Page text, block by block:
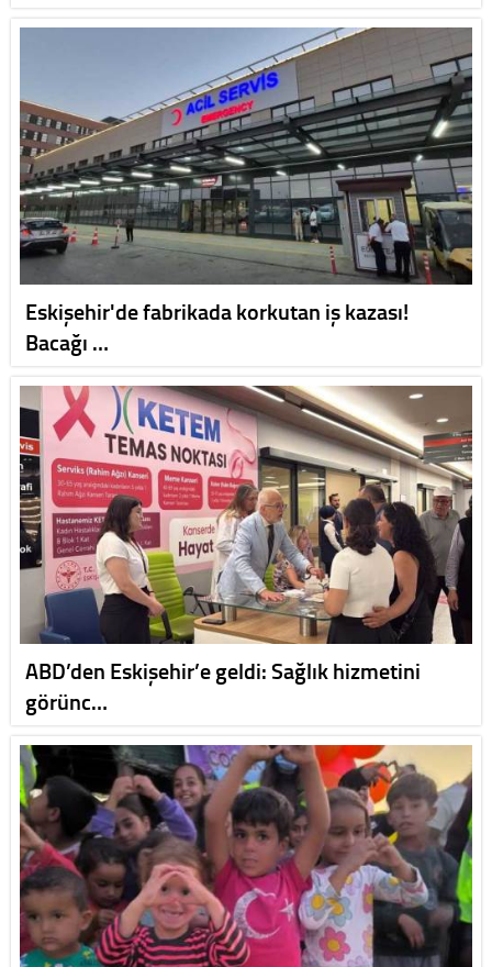
Eskişehir'de fabrikada korkutan iş kazası!
Bacağı …
ABD’den Eskişehir’e geldi: Sağlık hizmetini
görünc…